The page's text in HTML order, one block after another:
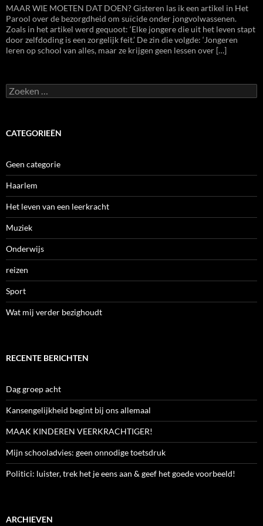
MAAR WIE MOETEN DAT DOEN? Gisteren las ik een artikel in Het
Parool over de bezorgdheid om suïcide onder jongvolwassenen.
Zoals in het artikel werd gequoot: ‘Elke jongere die uit het leven stapt
door zelfdoding is een zorgelijk feit.’ De zin die volgde: ‘Jongeren
leren op school van alles, maar ze krijgen geen lessen over […]
Zoeken
naar:
CATEGORIEËN
Geen categorie
Haarlem
Het leven van een leerkracht
Muziek
Onderwijs
reizen
Sport
Wat mij verder bezighoudt
RECENTE BERICHTEN
Dag groep acht
Kansengelijkheid begint bij ons allemaal
MAAK KINDEREN VEERKRACHTIGER!
Mijn schooladvies: geen onnodige toetsdruk
Politici: luister, trek het je eens aan & geef het goede voorbeeld!
ARCHIEVEN